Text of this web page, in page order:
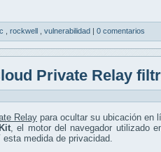
rockwell vulnerabilidad | 0 comentarios
Private Relay
Relay para ocultar su ubicación en
, el motor del navegador utilizado
medida de privacidad.